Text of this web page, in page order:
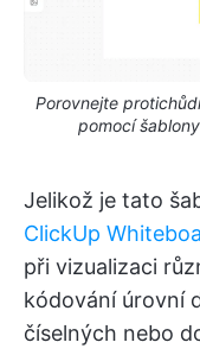
Porovnejte
pomocí
Jelikož je tato
ClickUp
při vizualizaci
kódování úrovní
číselných nebo